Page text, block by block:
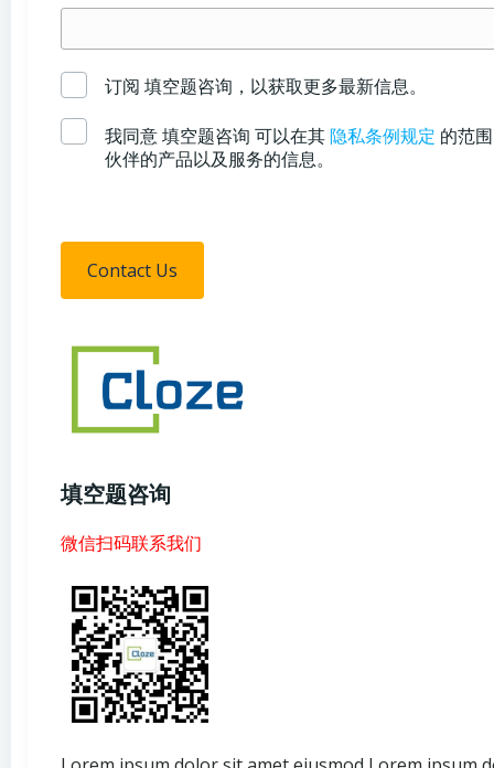
订阅 填空题咨询 ，以获取更多最新信息。
我同意填空题咨询 可以在其 隐私条例规定 的范
伙伴的产品以及服务的信息。
Contact Us
填空题咨询
微信扫码联系我们
Lorem ipsum dolor sit amet eiusmod Lorem ipsum